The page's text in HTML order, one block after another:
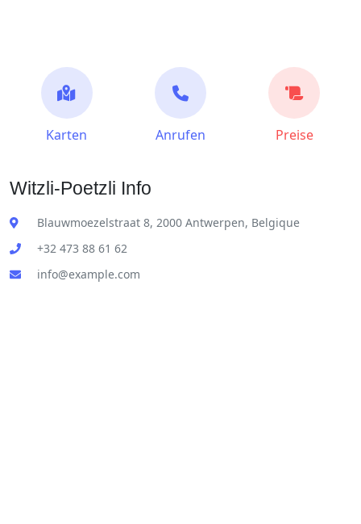
Karten Anrufen Preise
Witzli-Poetzli Info
Blauwmoezelstraat 8, 2000 Antwerpen, Belgique
+32 473 88 61 62
info@example.com